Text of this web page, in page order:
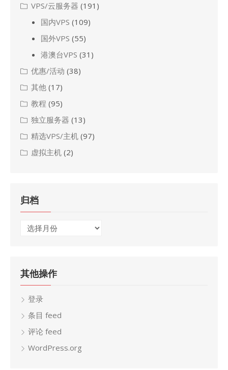
VPS/云服务器 (191)
国内VPS (109)
国外VPS (55)
港澳台VPS (31)
优惠/活动 (38)
其他 (17)
教程 (95)
独立服务器 (13)
精选VPS/主机 (97)
虚拟主机 (2)
归档
归
其他操作
登录
条目 feed
评论 feed
WordPress.org